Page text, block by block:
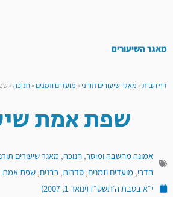
מאגר השיעורים
דף הבית»מאגר שיעורים תורני»מועדים וזמנים»חנוכה»
שפת אמת
אמונה מחשבה ומוסר, חנוכה, מאגר שיעורים
הדרי, מועדים וזמנים, סדרות, רבנים, שפת אמת
י״א בטבת ה׳תשס״ז (ינואר 1, 2007)